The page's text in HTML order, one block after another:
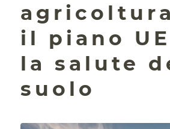
il piano
la salute
suolo